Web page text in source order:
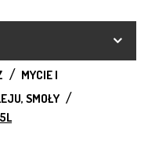
MYCIE I
SMOŁY